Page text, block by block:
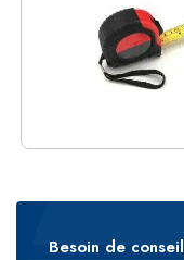
Besoin de conseil